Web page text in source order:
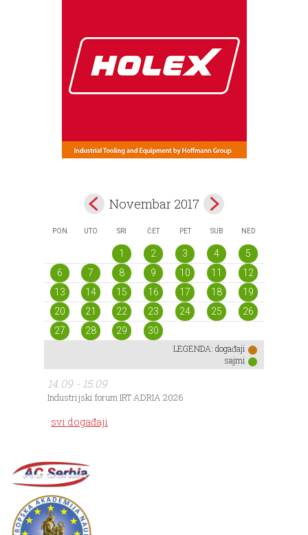
Novembar 2017
PON UTO SRI ČET PET SUB NED
1 2 3 4
5
6
7 8 9 10 11
12
13
14 15 16 17 18
19
20
21 22 23 24 25
26
27
28 29
30
LEGENDA: događaji
sajmi
14.09 - 15.09
Industrijski forum IRT ADRIA 2026
svi događaji